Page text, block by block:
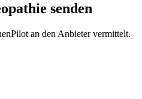
senden
an den Anbieter vermittelt.